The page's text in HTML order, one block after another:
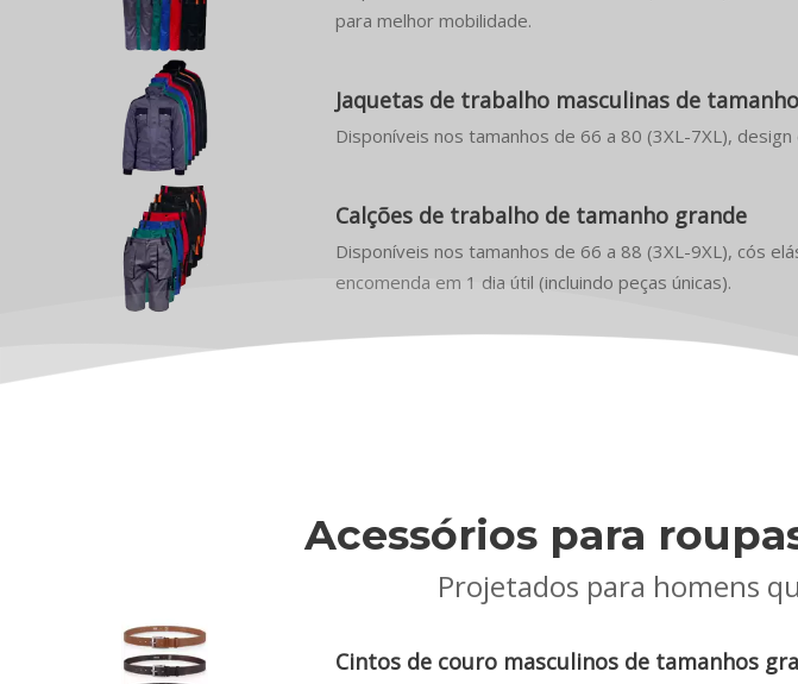
para melhor mobilidade.
Jaquetas de trabalho masculinas de
Disponíveis nos tamanhos de 66 a 80 (3XL-7XL),
Calções de trabalho de tamanho grande
Disponíveis nos tamanhos de 66 a 88 (3XL-9XL), cós
encomenda em 1 dia útil (incluindo peças únicas).
Acessórios para
Projetados para homens
Cintos de couro masculinos de tamanhos